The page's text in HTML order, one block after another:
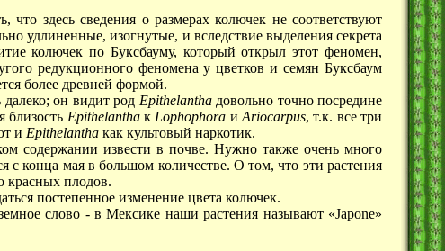
что здесь сведения о размерах колючек не соответствуют
удлиненные, изогнутые, и вследствие выделения секрета
колючек по Буксбауму, который открыл этот феномен,
редукционного феномена у цветков и семян Буксбаум
более древней формой.
он видит род Epithelanthaдовольно точно посредине
близость Epithelanthaк Lophophora иAriocarpus, т.к. все три
и Epithelantha как культовый наркотик.
содержании извести в почве. Нужно также очень много
с конца мая в большом количестве. О том, что эти растения
красных плодов.
постепенное изменение цвета колючек.
слово - в Мексике наши растения называют «Japone»